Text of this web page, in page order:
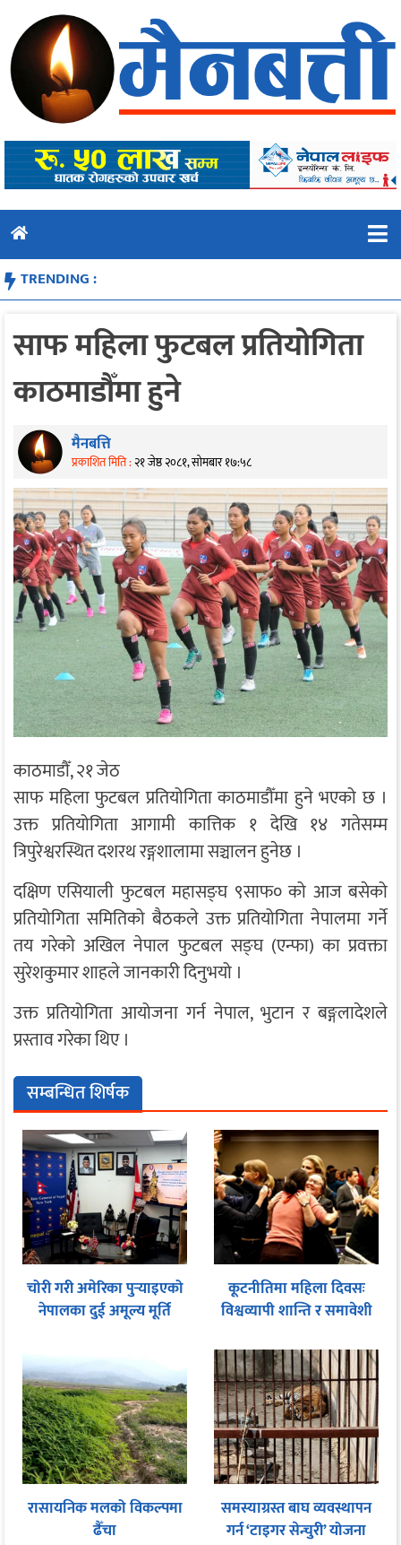
content
TRENDING :
साफ महिला फुटबल प्रतियोगिता
काठमाडौँमा हुने
मैनबत्ति
प्रकाशित मिति :२१ जेष्ठ २०८१, सोमबार १७:५८
काठमाडौँ, २१ जेठ
साफ महिला फुटबल प्रतियोगिता काठमाडौँमा हुने भएको छ ।
उक्त प्रतियोगिता आगामी कात्तिक १ देखि १४ गतेसम्म
त्रिपुरेश्वरस्थित दशरथ रङ्गशालामा सञ्चालन हुनेछ ।
दक्षिण एसियाली फुटबल महासङ्घ ९साफ० को आज बसेको
प्रतियोगिता समितिको बैठकले उक्त प्रतियोगिता नेपालमा गर्ने
तय गरेको अखिल नेपाल फुटबल सङ्घ (एन्फा) का प्रवक्ता
सुरेशकुमार शाहले जानकारी दिनुभयो ।
उक्त प्रतियोगिता आयोजना गर्न नेपाल, भुटान र बङ्गलादेशले
प्रस्ताव गरेका थिए ।
सम्बन्धित शिर्षक
चोरी गरी अमेरिका पुर्‍याइएको
नेपालका दुई अमूल्य मूर्ति
कूटनीतिमा महिला दिवसः
विश्वव्यापी शान्ति र समावेशी
सहभागितामा जोड
रासायनिक मलको विकल्पमा
ढैँचा
समस्याग्रस्त बाघ व्यवस्थापन
गर्न ‘टाइगर सेन्चुरी’ योजना